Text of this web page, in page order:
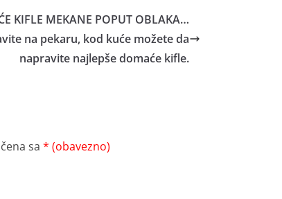
KIFLE MEKANE POPUT OBLAKA…
na pekaru, kod kuće možete da
napravite najlepše domaće kifle.
sa * (obavezno)